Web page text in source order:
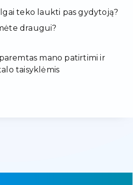
teko laukti pas gydytoją?
draugui?
mano patirtimi ir
taisyklėmis